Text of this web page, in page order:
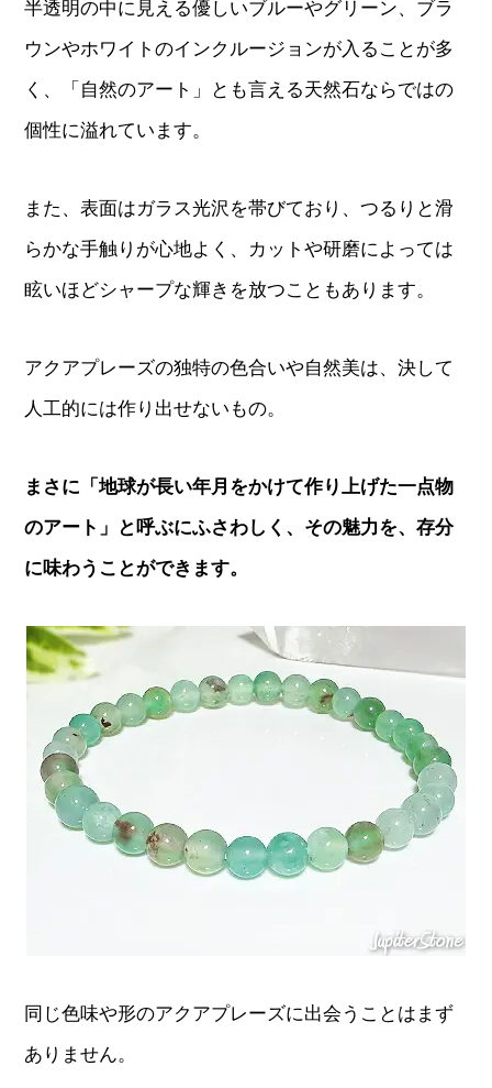
半透明の中に見える優しいブルーやグリーン、ブラ
ウンやホワイトのインクルージョンが入ることが多
く、「自然のアート」とも言える天然石ならではの
個性に溢れています。
また、表面はガラス光沢を帯びており、つるりと滑
らかな手触りが心地よく、カットや研磨によっては
眩いほどシャープな輝きを放つこともあります。
アクアプレーズの独特の色合いや自然美は、決して
人工的には作り出せないもの。
まさに「地球が長い年月をかけて作り上げた一点物
のアート」と呼ぶにふさわしく、その魅力を、存分
に味わうことができます。
同じ色味や形のアクアプレーズに出会うことはまず
ありません。